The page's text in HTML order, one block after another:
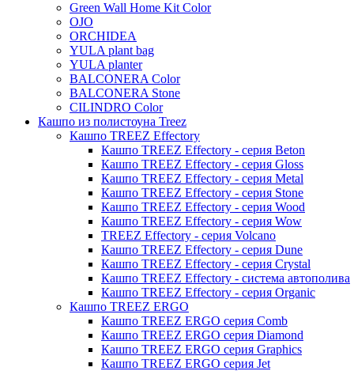
Green Wall Home Kit Color
OJO
ORCHIDEA
YULA plant bag
YULA planter
BALCONERA Color
BALCONERA Stone
CILINDRO Color
Кашпо из полистоуна Treez
Кашпо TREEZ Effectory
Кашпо TREEZ Effectory - серия Beton
Кашпо TREEZ Effectory - серия Gloss
Кашпо TREEZ Effectory - серия Metal
Кашпо TREEZ Effectory - серия Stone
Кашпо TREEZ Effectory - серия Wood
Кашпо TREEZ Effectory - серия Wow
TREEZ Effectory - серия Volcano
Кашпо TREEZ Effectory - серия Dune
Кашпо TREEZ Effectory - серия Crystal
Кашпо TREEZ Effectory - система автополива
Кашпо TREEZ Effectory - серия Organic
Кашпо TREEZ ERGO
Кашпо TREEZ ERGO серия Comb
Кашпо TREEZ ERGO серия Diamond
Кашпо TREEZ ERGO серия Graphics
Кашпо TREEZ ERGO серия Jet